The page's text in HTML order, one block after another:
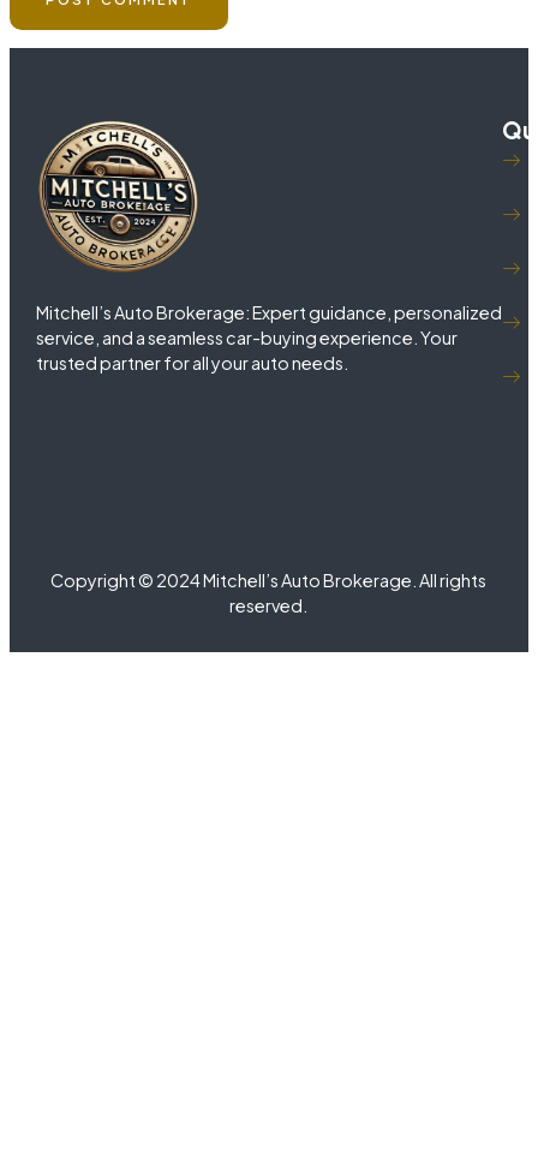
Mitchell’s Auto Brokerage: Expert guidance, personalized
service, and a seamless car-buying experience. Your
trusted partner for all your auto needs.
Copyright © 2024 Mitchell’s Auto Brokerage. All rights
reserved.